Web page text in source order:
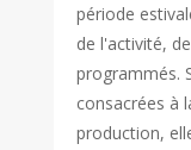
période
de l'activité,
programmés.
consacrées à
production,